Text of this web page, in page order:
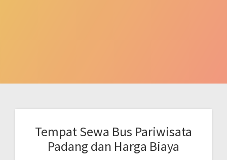
Tempat Sewa Bus Pariwisata
Padang dan Harga Biaya